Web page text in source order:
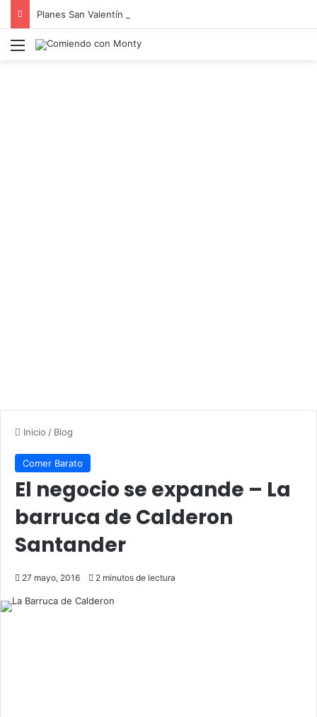
Menú
Inicio / Blog
Comer Barato
El negocio se expande – La
barruca de Calderon
Santander
27 mayo, 2016 2 minutos de lectura